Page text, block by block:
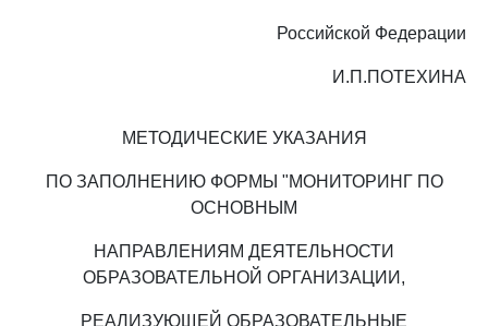
Российской Федерации
И.П.ПОТЕХИНА
МЕТОДИЧЕСКИЕ УКАЗАНИЯ
ПО ЗАПОЛНЕНИЮ ФОРМЫ "МОНИТОРИНГ ПО
ОСНОВНЫМ
НАПРАВЛЕНИЯМ ДЕЯТЕЛЬНОСТИ
ОБРАЗОВАТЕЛЬНОЙ ОРГАНИЗАЦИИ,
РЕАЛИЗУЮЩЕЙ ОБРАЗОВАТЕЛЬНЫЕ